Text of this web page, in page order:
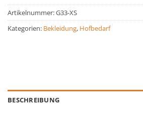
Artikelnummer:G33-XS
Kategorien: Bekleidung, Hofbedarf
BESCHREIBUNG